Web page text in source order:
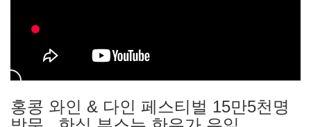
홍콩 와인 & 다인 페스티벌 15만5천명